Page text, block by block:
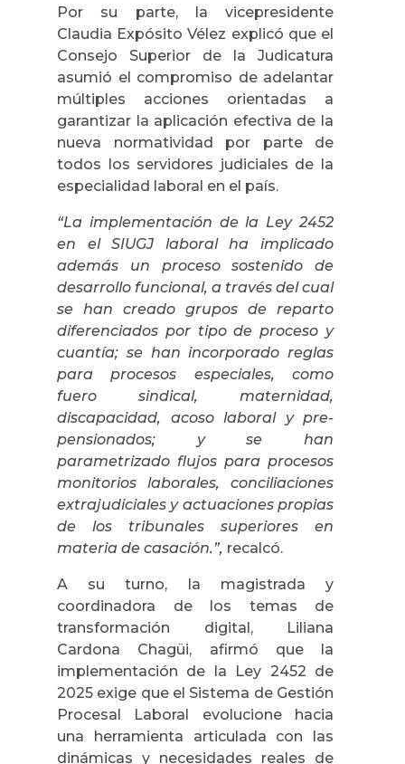
Por su parte, la vicepresidente
Claudia Expósito Vélez explicó que el
Consejo Superior de la Judicatura
asumió el compromiso de adelantar
múltiples acciones orientadas a
garantizar la aplicación efectiva de la
nueva normatividad por parte de
todos los servidores judiciales de la
especialidad laboral en el país.
“La implementación de la Ley 2452
en el SIUGJ laboral ha implicado
además un proceso sostenido de
desarrollo funcional, a través del cual
se han creado grupos de reparto
diferenciados por tipo de proceso y
cuantía; se han incorporado reglas
para procesos especiales, como
fuero sindical, maternidad,
discapacidad, acoso laboral y pre-
pensionados; y se han
parametrizado flujos para procesos
monitorios laborales, conciliaciones
extrajudiciales y actuaciones propias
de los tribunales superiores en
materia de casación.”, recalcó.
A su turno, la magistrada y
coordinadora de los temas de
transformación digital, Liliana
Cardona Chagüi, afirmó que la
implementación de la Ley 2452 de
2025 exige que el Sistema de Gestión
Procesal Laboral evolucione hacia
una herramienta articulada con las
dinámicas y necesidades reales de